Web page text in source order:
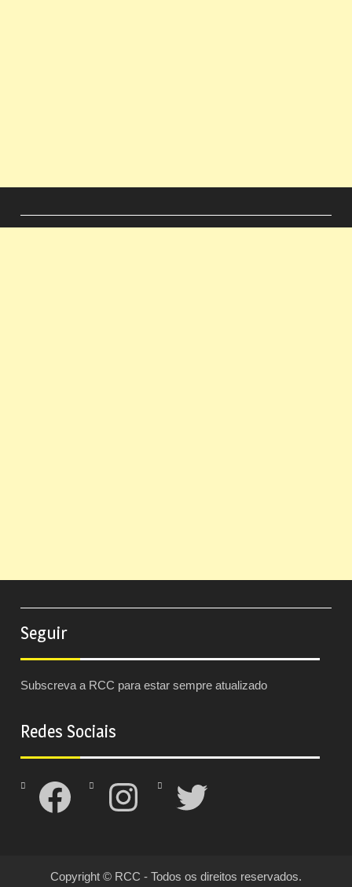
Seguir
Subscreva a RCC para estar sempre atualizado
Redes Sociais
Facebook Instagram Twitter
Copyright © RCC - Todos os direitos reservados.